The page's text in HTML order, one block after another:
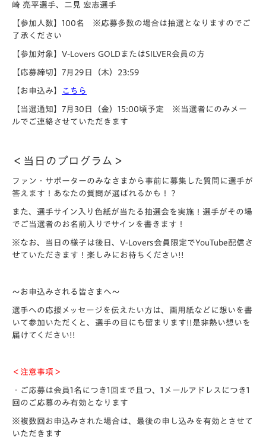
崎 亮平選手、二見 宏志選手
【参加人数】 100名 ※応募多数の場合は抽選となりますのでご
了承ください
【参加対象】 V-Lovers GOLDまたはSILVER会員の方
【応募締切】 7月29日（木）23:59
【お申込み】 こちら
【当選通知】 7月30日（金）15:00頃予定 ※当選者にのみメー
ルでご連絡させていただきます
＜当日のプログラム＞
ファン・サポーターのみなさまから事前に募集した質問に選手が
答えます！あなたの質問が選ばれるかも！？
また、選手サイン入り色紙が当たる抽選会を実施！選手がその場
でご当選者のお名前入りでサインを書きます！
※なお、当日の様子は後日、V-Lovers会員限定でYouTube配信さ
せていただきます！楽しみにお待ちください!!
～お申込みされる皆さまへ～
選手への応援メッセージを伝えたい方は、画用紙などに想いを書
いて参加いただくと、選手の目にも留まります!!是非熱い想いを
届けてください!!
＜注意事項＞
・ご応募は会員1名につき1回まで且つ、1メールアドレスにつき1
回のご応募のみ有効となります
※複数回お申込みされた場合は、最後の申し込みを有効とさせて
いただきます